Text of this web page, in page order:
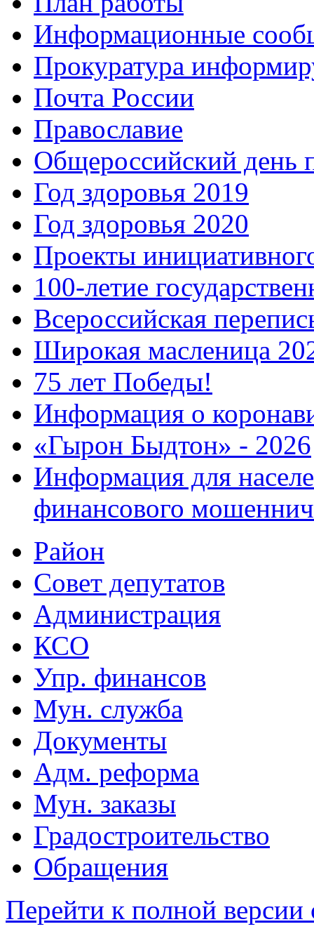
Информационные
Прокуратура
Почта России
Православие
Общероссийский день
Год здоровья 2019
Год здоровья 2020
Проекты
100-летие
Всероссийская
Широкая масленица
75 лет Победы!
Информация о
«Гырон Быдтон» - 2026
Информация для
финансового
Район
Совет депутатов
Администрация
КСО
Упр. финансов
Мун. служба
Документы
Адм. реформа
Мун. заказы
Градостроительство
Обращения
Перейти к полной версии